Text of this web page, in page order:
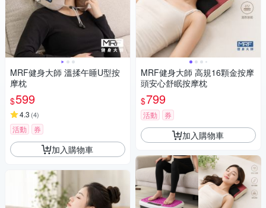
MRF健身大師 溫揉午睡U型按
摩枕
$599
4.3 (4)
活動 券
加入購物車
MRF健身大師 高規16顆金按摩
頭安心舒眠按摩枕
$799
活動 券
加入購物車